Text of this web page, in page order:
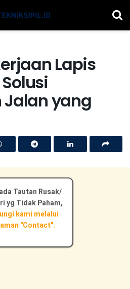
Lapis
Jalan yang
Tautan Rusak/
yg Tidak Paham,
kami melalui
"Contact".